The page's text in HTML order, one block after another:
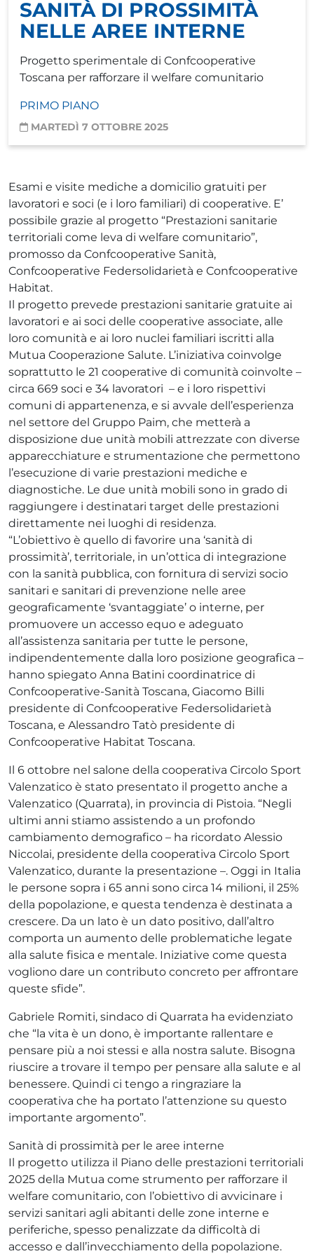
SANITÀ DI PROSSIMITÀ
NELLE AREE INTERNE
Progetto sperimentale di Confcooperative
Toscana per rafforzare il welfare comunitario
PRIMO PIANO
MARTEDÌ 7 OTTOBRE 2025
Esami e visite mediche a domicilio gratuiti per
lavoratori e soci (e i loro familiari) di cooperative. E’
possibile grazie al progetto “Prestazioni sanitarie
territoriali come leva di welfare comunitario”,
promosso da Confcooperative Sanità,
Confcooperative Federsolidarietà e Confcooperative
Habitat.
Il progetto prevede prestazioni sanitarie gratuite ai
lavoratori e ai soci delle cooperative associate, alle
loro comunità e ai loro nuclei familiari iscritti alla
Mutua Cooperazione Salute. L’iniziativa coinvolge
soprattutto le 21 cooperative di comunità coinvolte –
circa 669 soci e 34 lavoratori – e i loro rispettivi
comuni di appartenenza, e si avvale dell’esperienza
nel settore del Gruppo Paim, che metterà a
disposizione due unità mobili attrezzate con diverse
apparecchiature e strumentazione che permettono
l’esecuzione di varie prestazioni mediche e
diagnostiche. Le due unità mobili sono in grado di
raggiungere i destinatari target delle prestazioni
direttamente nei luoghi di residenza.
“L’obiettivo è quello di favorire una ‘sanità di
prossimità’, territoriale, in un’ottica di integrazione
con la sanità pubblica, con fornitura di servizi socio
sanitari e sanitari di prevenzione nelle aree
geograficamente ‘svantaggiate’ o interne, per
promuovere un accesso equo e adeguato
all’assistenza sanitaria per tutte le persone,
indipendentemente dalla loro posizione geografica –
hanno spiegato Anna Batini coordinatrice di
Confcooperative-Sanità Toscana, Giacomo Billi
presidente di Confcooperative Federsolidarietà
Toscana, e Alessandro Tatò presidente di
Confcooperative Habitat Toscana.
Il 6 ottobre nel salone della cooperativa Circolo Sport
Valenzatico è stato presentato il progetto anche a
Valenzatico (Quarrata), in provincia di Pistoia. “Negli
ultimi anni stiamo assistendo a un profondo
cambiamento demografico – ha ricordato Alessio
Niccolai, presidente della cooperativa Circolo Sport
Valenzatico, durante la presentazione –. Oggi in Italia
le persone sopra i 65 anni sono circa 14 milioni, il 25%
della popolazione, e questa tendenza è destinata a
crescere. Da un lato è un dato positivo, dall’altro
comporta un aumento delle problematiche legate
alla salute fisica e mentale. Iniziative come questa
vogliono dare un contributo concreto per affrontare
queste sfide”.
Gabriele Romiti, sindaco di Quarrata ha evidenziato
che “la vita è un dono, è importante rallentare e
pensare più a noi stessi e alla nostra salute. Bisogna
riuscire a trovare il tempo per pensare alla salute e al
benessere. Quindi ci tengo a ringraziare la
cooperativa che ha portato l’attenzione su questo
importante argomento”.
Sanità di prossimità per le aree interne
Il progetto utilizza il Piano delle prestazioni territoriali
2025 della Mutua come strumento per rafforzare il
welfare comunitario, con l’obiettivo di avvicinare i
servizi sanitari agli abitanti delle zone interne e
periferiche, spesso penalizzate da difficoltà di
accesso e dall’invecchiamento della popolazione.